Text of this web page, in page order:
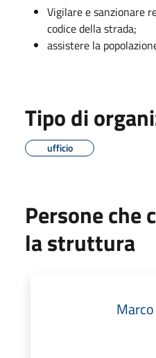
Vigilare e sanzionare
codice della strada;
assistere la
Tipo di
ufficio
Persone che
la struttura